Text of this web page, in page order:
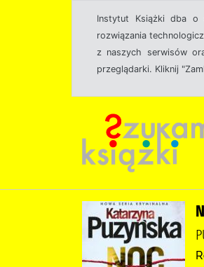
Instytut Książki dba o
rozwiązania
z naszych serwisów
przeglądarki. Kliknij